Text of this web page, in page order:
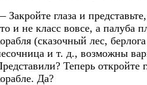
Закройте глаза и
и не класс вовсе, а палуба
(сказочный лес,
и т. д., возможны
Теперь откройте
Да?